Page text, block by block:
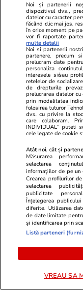
PARTENERI
Wowbiz.ro
Cum arată fiul
la 17 ani!
artiste a
premieră cu
POLITIC
fost dizolvate în
Politic Național.
Noi și partenerii
dispozitivul dvs.,
datelor cu caracter
făcând clic mai jos,
în orice moment pe
vor fi raportate
multe detalii
Noi si partenerii
partenere, precum
prelucram date
personaliza
interesele si/sau
retelelor de
de drepturile
prelucrarea datelor
prin modalitatea
folosirea tuturor
dvs. cu privire la
care colaboram.
INDIVIDUAL” puteti
cele legate de cookie
Atât noi, cât și
Măsurarea
selectarea
informațiilor de pe un
Crearea profilurilor
selectarea
publicitate
Înțelegerea
diferite. Utilizarea
de date limitate
și identificarea prin
Listă parteneri
VREAU SA